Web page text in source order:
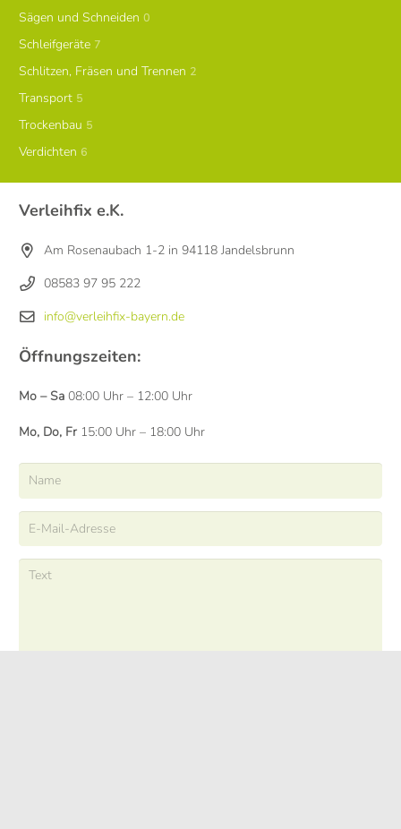
Sägen und Schneiden 0
Schleifgeräte 7
Schlitzen, Fräsen und Trennen 2
Transport 5
Trockenbau 5
Verdichten 6
Verleihfix e.K.
Am Rosenaubach 1-2 in 94118 Jandelsbrunn
08583 97 95 222
info@verleihfix-bayern.de
Öffnungszeiten:
Mo – Sa 08:00 Uhr – 12:00 Uhr
Mo, Do, Fr 15:00 Uhr – 18:00 Uhr